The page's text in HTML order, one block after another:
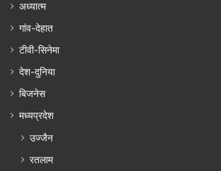
अध्यात्म
गांव-देहात
टीवी-सिनेमा
देश-दुनिया
बिजनेस
मध्यप्रदेश
उज्जैन
रतलाम